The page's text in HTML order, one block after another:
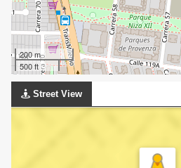
200 m
500 ft
Street View